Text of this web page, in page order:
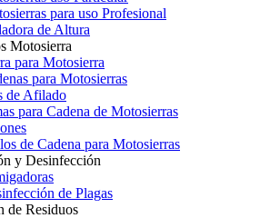
para uso Profesional
de Altura
Motosierra
para Motosierra
para Motosierras
de Afilado
para Cadena de Motosierras
de Cadena para Motosierras
y Desinfección
de Plagas
de Residuos